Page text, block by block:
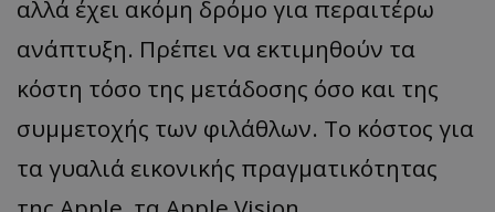
αλλά έχει ακόμη δρόμο για περαιτέρω
ανάπτυξη. Πρέπει να εκτιμηθούν τα
κόστη τόσο της μετάδοσης όσο και της
συμμετοχής των φιλάθλων. Το κόστος για
τα γυαλιά εικονικής πραγματικότητας